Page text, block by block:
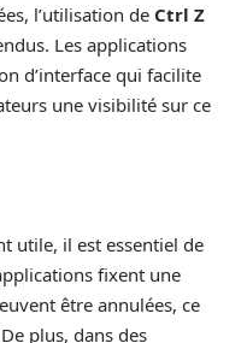
l’utilisation de Ctrl Z
Les applications
d’interface qui facilite
une visibilité sur ce
utile, il est essentiel de
fixent une
être annulées, ce
plus, dans des